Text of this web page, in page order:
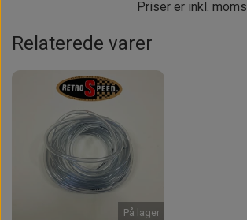
Priser er inkl. moms
Relaterede varer
På lager